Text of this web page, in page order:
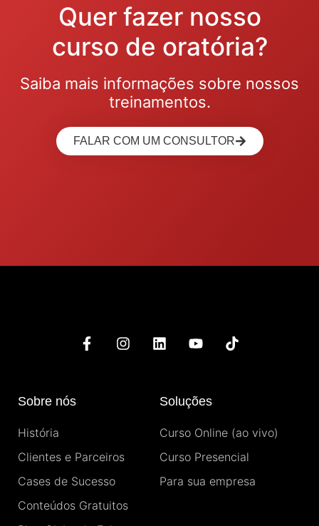
Quer fazer nosso
curso de oratória?
Saiba mais informações sobre nossos
treinamentos.
FALAR COM UM CONSULTOR
F
a
f
I
n
L
i
e
d
n
Y
o
u
b
T
i
Sobre nós
História
Clientes e Parceiros
Cases de Sucesso
Conteúdos Gratuitos
Soluções
Curso Online (ao vivo)
Curso Presencial
Para sua empresa